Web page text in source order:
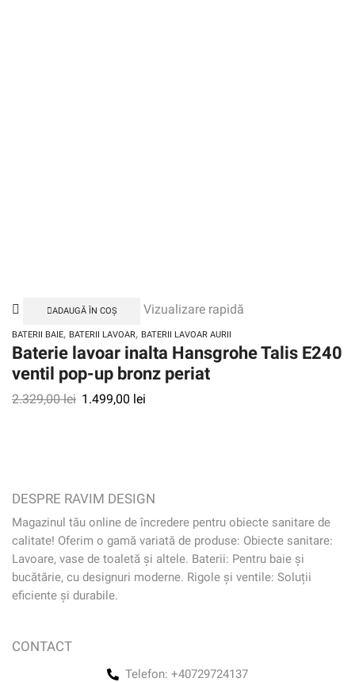
ADAUGĂ ÎN COȘ Vizualizare rapidă
BATERII BAIE, BATERII LAVOAR, BATERII LAVOAR AURII
Baterie lavoar inalta Hansgrohe Talis E240
ventil pop-up bronz periat
2.329,00lei 1.499,00 lei
DESPRE RAVIM DESIGN
Magazinul tău online de încredere pentru obiecte sanitare de
calitate! Oferim o gamă variată de produse: Obiecte sanitare:
Lavoare, vase de toaletă și altele. Baterii: Pentru baie și
bucătărie, cu designuri moderne. Rigole și ventile: Soluții
eficiente și durabile.
CONTACT
Telefon: +40729724137